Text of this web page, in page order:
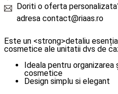
Doriti o oferta
adresa contact@riaas.ro
Este un <strong>detaliu
cosmetice ale unitatii dvs de
Ideala pentru
cosmetice
Design simplu si elegant